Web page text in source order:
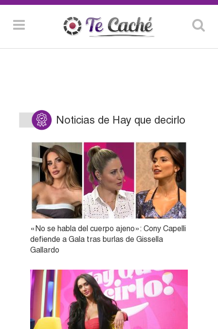
Noticias de Hay que decirlo
«No se habla del cuerpo ajeno»: Cony Capelli
defiende a Gala tras burlas de Gissella
Gallardo